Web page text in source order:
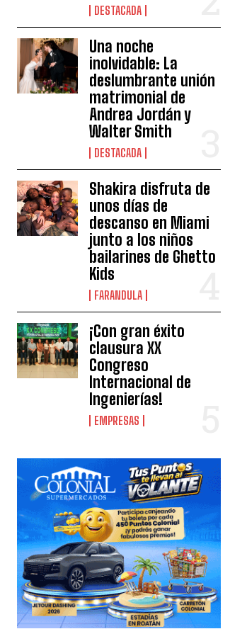
DESTACADA
Una noche
inolvidable: La
deslumbrante unión
matrimonial de
Andrea Jordán y
Walter Smith
DESTACADA
Shakira disfruta de
unos días de
descanso en Miami
junto a los niños
bailarines de Ghetto
Kids
FARANDULA
¡Con gran éxito
clausura XX
Congreso
Internacional de
Ingenierías!
EMPRESAS